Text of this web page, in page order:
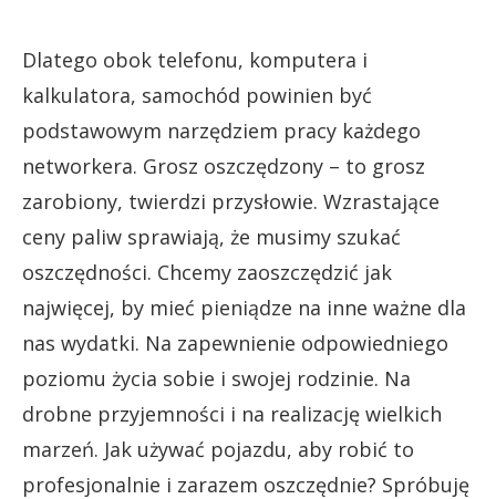
Dlatego obok telefonu, komputera i
kalkulatora, samochód powinien być
podstawowym narzędziem pracy każdego
networkera. Grosz oszczędzony – to grosz
zarobiony, twierdzi przysłowie. Wzrastające
ceny paliw sprawiają, że musimy szukać
oszczędności. Chcemy zaoszczędzić jak
najwięcej, by mieć pieniądze na inne ważne dla
nas wydatki. Na zapewnienie odpowiedniego
poziomu życia sobie i swojej rodzinie. Na
drobne przyjemności i na realizację wielkich
marzeń. Jak używać pojazdu, aby robić to
profesjonalnie i zarazem oszczędnie? Spróbuję